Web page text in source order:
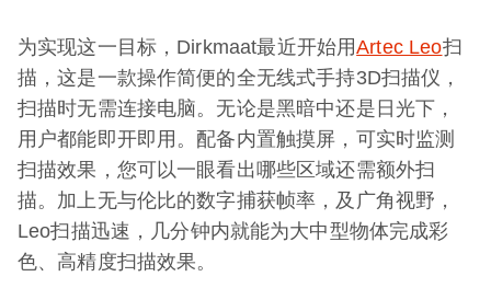
为实现这一目标，Dirkmaat最近开始用Artec Leo扫
描，这是一款操作简便的全无线式手持3D扫描仪，
扫描时无需连接电脑。无论是黑暗中还是日光下，
用户都能即开即用。配备内置触摸屏，可实时监测
扫描效果，您可以一眼看出哪些区域还需额外扫
描。加上无与伦比的数字捕获帧率，及广角视野，
Leo扫描迅速，几分钟内就能为大中型物体完成彩
色、高精度扫描效果。